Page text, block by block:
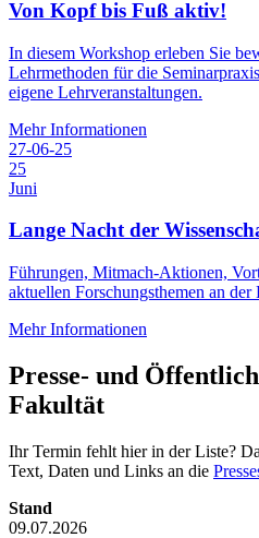
Von Kopf bis Fuß aktiv!
In diesem Workshop erleben Sie
Lehrmethoden für die
eigene Lehrveranstaltungen.
Mehr Informationen
27-06-25
25
Juni
Lange Nacht der
Führungen, Mitmach-Aktionen,
aktuellen Forschungsthemen an
Mehr Informationen
Presse- und
Fakultät
Ihr Termin fehlt hier in der Liste?
Text, Daten und Links an die
Stand
09.07.2026